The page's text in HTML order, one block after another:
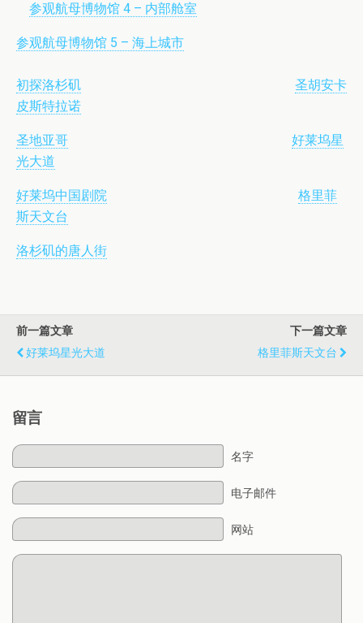
参观航母博物馆 4 – 内部舱室
参观航母博物馆 5 – 海上城市
初探洛杉矶
圣胡安卡
皮斯特拉诺
圣地亚哥
好莱坞星
光大道
好莱坞中国剧院
格里菲
斯天文台
洛杉矶的唐人街
前一篇文章
好莱坞星光大道
下一篇文章
格里菲斯天文台
留言
名字
电子邮件
网站